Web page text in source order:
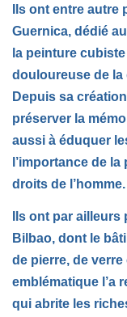
Ils ont entre autre
Guernica, dédié
la peinture
douloureuse de la
Depuis sa
préserver la
aussi à éduquer
l’importance de
droits de l’homme.
Ils ont par
Bilbao, dont le
de pierre, de verre
emblématique l’a
qui abrite les